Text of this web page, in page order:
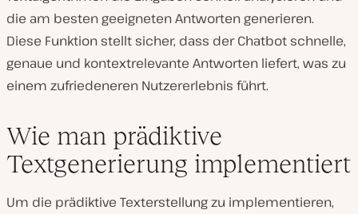
die am besten geeigneten Antworten generieren.
Diese Funktion stellt sicher, dass der Chatbot schnelle,
genaue und kontextrelevante Antworten liefert, was zu
einem zufriedeneren Nutzererlebnis führt.
Wie man prädiktive
Textgenerierung implementiert
Um die prädiktive Texterstellung zu implementieren,